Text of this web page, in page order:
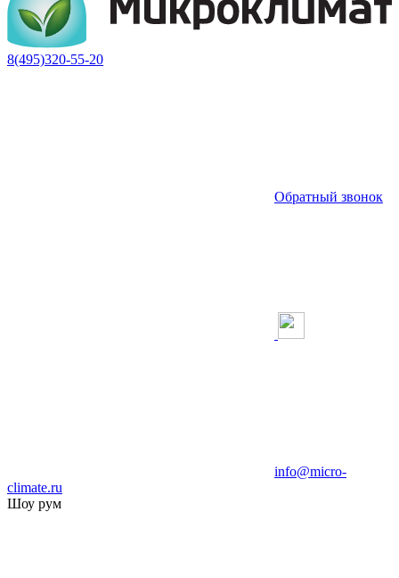
8(495)320-55-20
Обратный звонок
info@micro-
climate.ru
Шоу рум